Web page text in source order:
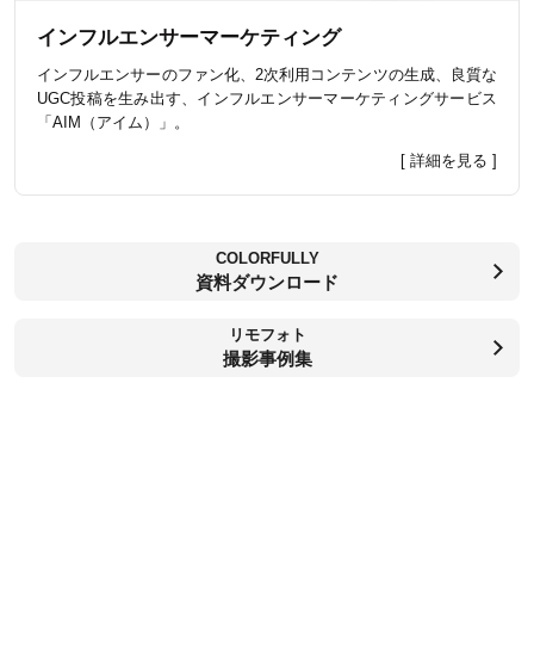
インフルエンサーマーケティング
インフルエンサーのファン化、2次利用コンテンツの生成、良質な
UGC投稿を生み出す、インフルエンサーマーケティングサービス
「AIM（アイム）」。
[ 詳細を見る ]
COLORFULLY
資料ダウンロード
リモフォト
撮影事例集